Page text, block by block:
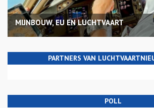
MIJNBOUW, EU EN LUCHTVAART
PARTNERS VAN
POLL